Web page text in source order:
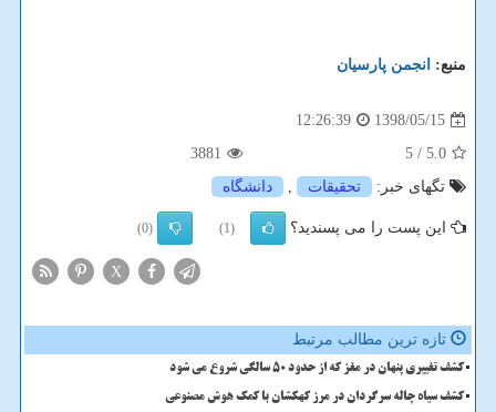
منبع: انجمن پارسیان
1398/05/15
12:26:39
5.0
/ 5
3881
تگهای خبر:
تحقیقات , دانشگاه
این پست را می پسندید؟ (1)
(0)
X
تازه ترین مطالب مرتبط
کشف تغییری پنهان در مغز که از حدود 50 سالگی شروع می شود
کشف سیاه چاله سرگردان در مرز کهکشان با کمک هوش مصنوعی